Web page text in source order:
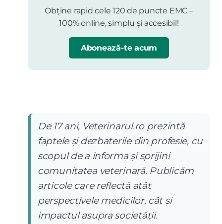
Obține rapid cele 120 de puncte EMC –
100% online, simplu și accesibil!
Abonează-te acum
De 17 ani, Veterinarul.ro prezintă
faptele și dezbaterile din profesie, cu
scopul de a informa și sprijini
comunitatea veterinară. Publicăm
articole care reflectă atât
perspectivele medicilor, cât și
impactul asupra societății.